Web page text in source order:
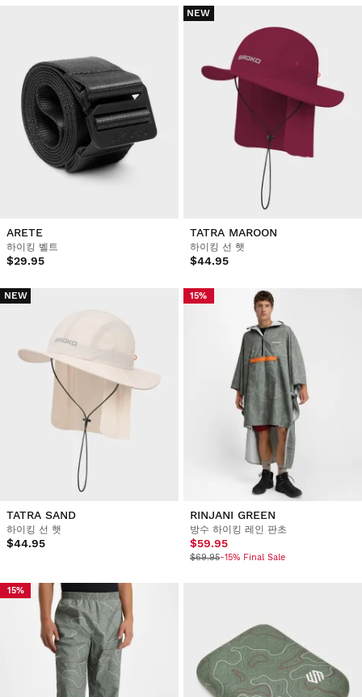
ARETE
하이킹 벨트
$29.95
NEW
TATRA MAROON
하이킹 선 햇
$44.95
NEW
TATRA SAND
하이킹 선 햇
$44.95
15%
RINJANI GREEN
방수 하이킹 레인 판초
$59.95
$69.95-15% Final Sale
15%